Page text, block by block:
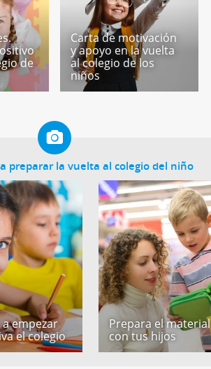
de
Carta de motivación
y apoyo en la vuelta
al colegio de los
niños
preparar la vuelta al colegio del niño
empezar
el colegio
Prepara el
con tus hijos